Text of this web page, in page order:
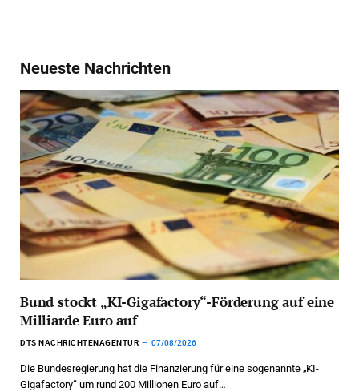
Neueste Nachrichten
Bund stockt „KI-Gigafactory“-Förderung auf eine
Milliarde Euro auf
DTS NACHRICHTENAGENTUR 07/08/2026
Die Bundesregierung hat die Finanzierung für eine sogenannte „KI-
Gigafactory“ um rund 200 Millionen Euro auf…